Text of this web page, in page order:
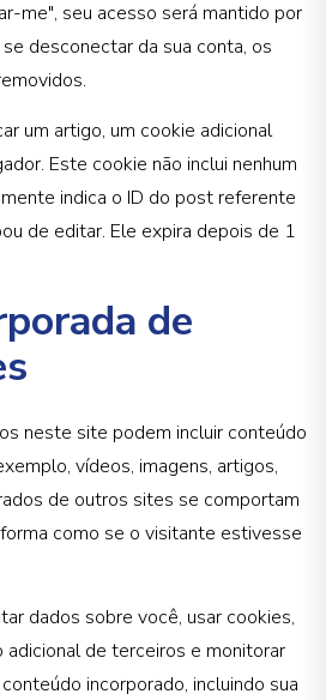
me", seu acesso será mantido por
desconectar da sua conta, os
um artigo, um cookie adicional
Este cookie não inclui nenhum
indica o ID do post referente
de editar. Ele expira depois de 1
de
neste site podem incluir conteúdo
vídeos, imagens, artigos,
de outros sites se comportam
como se o visitante estivesse
dados sobre você, usar cookies,
de terceiros e monitorar
incorporado, incluindo sua